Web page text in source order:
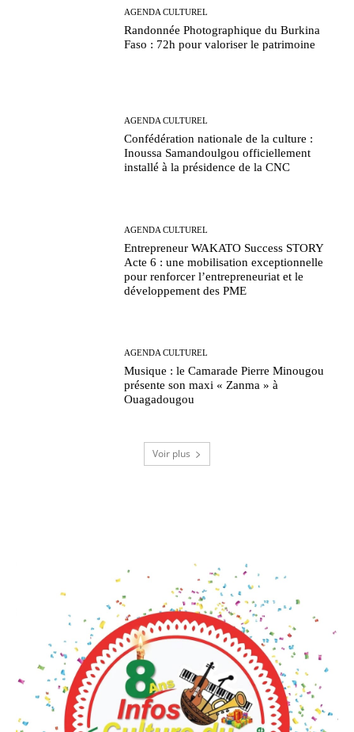
AGENDA CULTUREL
Randonnée Photographique du Burkina
Faso : 72h pour valoriser le patrimoine
AGENDA CULTUREL
Confédération nationale de la culture :
Inoussa Samandoulgou officiellement
installé à la présidence de la CNC
AGENDA CULTUREL
Entrepreneur WAKATO Success STORY
Acte 6 : une mobilisation exceptionnelle
pour renforcer l’entrepreneuriat et le
développement des PME
AGENDA CULTUREL
Musique : le Camarade Pierre Minougou
présente son maxi « Zanma » à
Ouagadougou
Voir plus